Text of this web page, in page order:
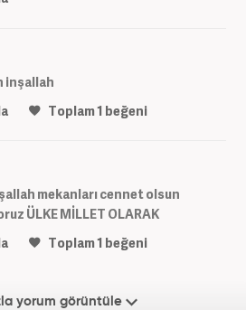
inşallah
Toplam1 beğeni
mekanları cennet olsun
ÜLKE MİLLET OLARAK
Toplam1 beğeni
yorum görüntüle